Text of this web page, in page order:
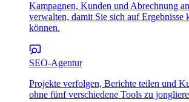
Kampagnen, Kunden und Abrechnung
verwalten, damit Sie sich auf Ergebnisse
können.
SEO-Agentur
Projekte verfolgen, Berichte teilen und
ohne fünf verschiedene Tools zu